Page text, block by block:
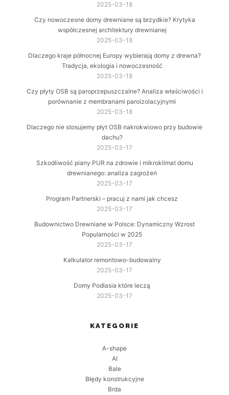
2025-03-18
Czy nowoczesne domy drewniane są brzydkie? Krytyka
współczesnej architektury drewnianej
2025-03-18
Dlaczego kraje północnej Europy wybierają domy z drewna?
Tradycja, ekologia i nowoczesność
2025-03-18
Czy płyty OSB są paroprzepuszczalne? Analiza właściwości i
porównanie z membranami paroizolacyjnymi
2025-03-18
Dlaczego nie stosujemy płyt OSB nakrokwiowo przy budowie
dachu?
2025-03-17
Szkodliwość piany PUR na zdrowie i mikroklimat domu
drewnianego: analiza zagrożeń
2025-03-17
Program Partnerski – pracuj z nami jak chcesz
2025-03-17
Budownictwo Drewniane w Polsce: Dynamiczny Wzrost
Popularności w 2025
2025-03-17
Kalkulator remontowo-budowalny
2025-03-17
Domy Podlasia które leczą
2025-03-17
KATEGORIE
A-shape
AI
Bale
Błędy konstrukcyjne
Brda